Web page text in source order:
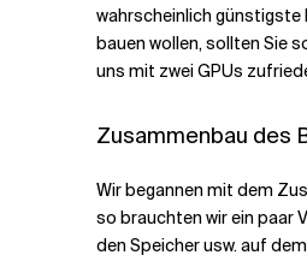
wahrscheinlich günstigste
bauen wollen, sollten Sie
uns mit zwei GPUs
Zusammenbau des
Wir begannen mit dem
so brauchten wir ein paar
den Speicher usw. auf